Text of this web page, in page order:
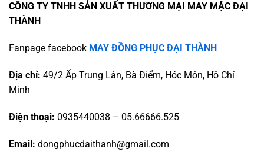
CÔNG TY TNHH SẢN XUẤT THƯƠNG MẠI MAY MẶC ĐẠI
THÀNH
Fanpage facebook MAY ĐỒNG PHỤC ĐẠI THÀNH
Địa chỉ: 49/2 Ấp Trung Lân, Bà Điểm, Hóc Môn, Hồ Chí
Minh
Điện thoại: 0935440038 – 05.66666.525
Email: dongphucdaithanh@gmail.com